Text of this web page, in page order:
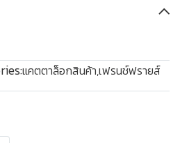
แคตตาล็อกสินค้า,เฟรนช์ฟรายส์